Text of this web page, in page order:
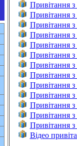
Привітання
Привітання
Привітання
Привітання
Привітання
Привітання
Привітання
Привітання
Привітання
Привітання
Привітання
Привітання
Привітання
Відео